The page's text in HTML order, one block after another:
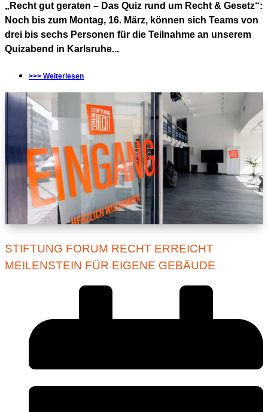
„Recht gut geraten – Das Quiz rund um Recht & Gesetz“:
Noch bis zum Montag, 16. März, können sich Teams von
drei bis sechs Personen für die Teilnahme an unserem
Quizabend in Karlsruhe...
>>> Weiterlesen
STIFTUNG FORUM RECHT ERREICHT
MEILENSTEIN FÜR EIGENE GEBÄUDE